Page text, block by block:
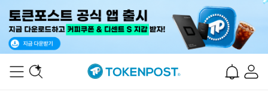
XRP (XRP) ₩1,465(+0.31%)
Solana (SOL) ₩106,189(+2.20%)